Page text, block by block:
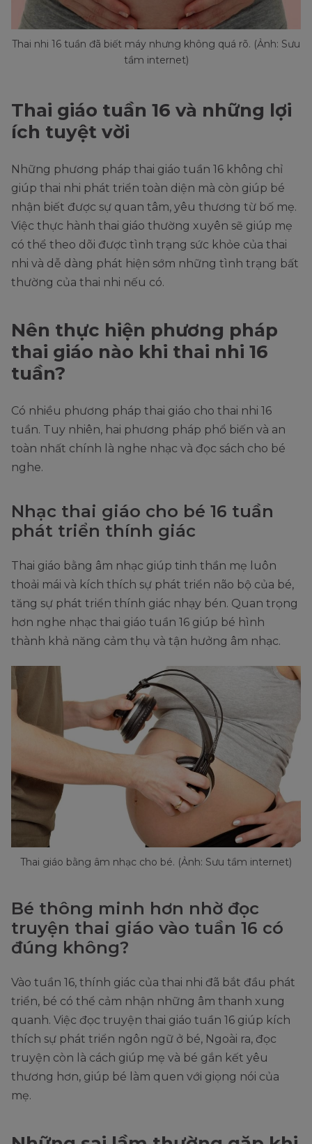
Thai nhi 16 tuần đã biết máy nhưng không quá rõ. (Ảnh: Sưu
tầm internet)
Thai giáo tuần 16 và những lợi
ích tuyệt vời
Những phương pháp thai giáo tuần 16 không chỉ
giúp thai nhi phát triển toàn diện mà còn giúp bé
nhận biết được sự quan tâm, yêu thương từ bố mẹ.
Việc thực hành thai giáo thường xuyên sẽ giúp mẹ
có thể theo dõi được tình trạng sức khỏe của thai
nhi và dễ dàng phát hiện sớm những tình trạng bất
thường của thai nhi nếu có.
Nên thực hiện phương pháp
thai giáo nào khi thai nhi 16
tuần?
Có nhiều phương pháp thai giáo cho thai nhi 16
tuần. Tuy nhiên, hai phương pháp phổ biến và an
toàn nhất chính là nghe nhạc và đọc sách cho bé
nghe.
Nhạc thai giáo cho bé 16 tuần
phát triển thính giác
Thai giáo bằng âm nhạc giúp tinh thần mẹ luôn
thoải mái và kích thích sự phát triển não bộ của bé,
tăng sự phát triển thính giác nhạy bén. Quan trọng
hơn nghe nhạc thai giáo tuần 16 giúp bé hình
thành khả năng cảm thụ và tận hưởng âm nhạc.
Thai giáo bằng âm nhạc cho bé. (Ảnh: Sưu tầm internet)
Bé thông minh hơn nhờ đọc
truyện thai giáo vào tuần 16 có
đúng không?
Vào tuần 16, thính giác của thai nhi đã bắt đầu phát
triển, bé có thể cảm nhận những âm thanh xung
quanh. Việc đọc truyện thai giáo tuần 16 giúp kích
thích sự phát triển ngôn ngữ ở bé, Ngoài ra, đọc
truyện còn là cách giúp mẹ và bé gắn kết yêu
thương hơn, giúp bé làm quen với giọng nói của
mẹ.